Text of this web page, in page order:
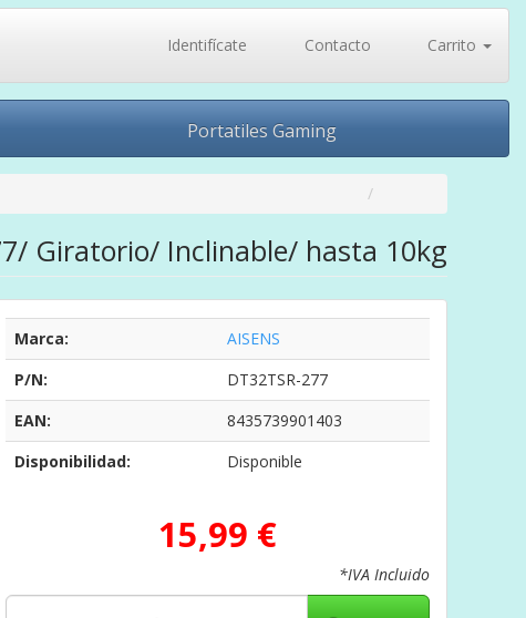
Identifícate Contacto Carrito
Portatiles Gaming
Giratorio/ Inclinable/ hasta 10kg
Marca:
AISENS
P/N:
DT32TSR-277
EAN:
8435739901403
Disponibilidad:
Disponible
15,99 €
*IVA Incluido